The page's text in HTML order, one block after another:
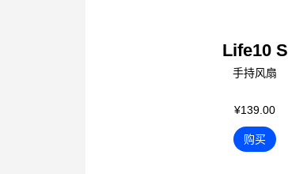
Life10 S
手持风扇
¥139.00
购买